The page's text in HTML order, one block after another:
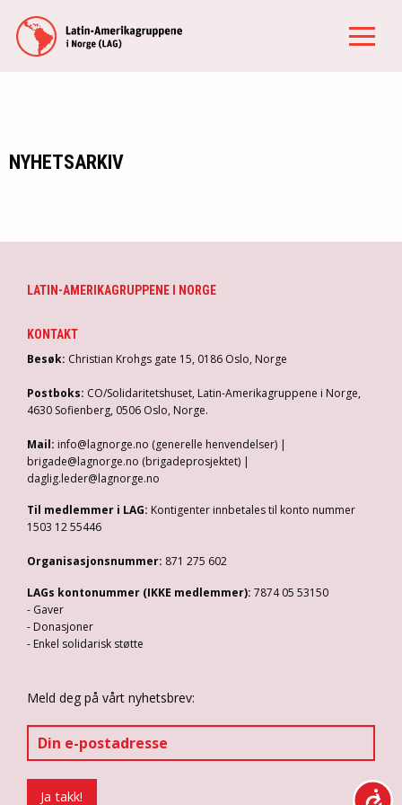
NYHETSARKIV
LATIN-AMERIKAGRUPPENE I NORGE
KONTAKT
Besøk: Christian Krohgs gate 15, 0186 Oslo, Norge
Postboks: CO/Solidaritetshuset, Latin-Amerikagruppene i Norge,
4630 Sofienberg, 0506 Oslo, Norge.
Mail: info@lagnorge.no (generelle henvendelser) |
brigade@lagnorge.no (brigadeprosjektet) |
daglig.leder@lagnorge.no
Til medlemmer i LAG: Kontigenter innbetales til konto nummer
1503 12 55446
Organisasjonsnummer: 871 275 602
LAGs kontonummer (IKKE medlemmer): 7874 05 53150
- Gaver
- Donasjoner
- Enkel solidarisk støtte
Meld deg på vårt nyhetsbrev: